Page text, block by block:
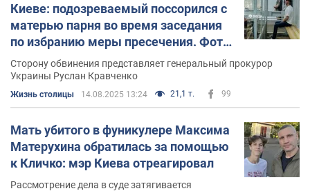
Киеве: подозреваемый поссорился с
матерью парня во время заседания
по избранию меры пресечения. Фото
и видео
Сторону обвинения представляет генеральный прокурор
Украины Руслан Кравченко
Жизнь столицы 14.08.2025 13:24 21,1 т. 99
Мать убитого в фуникулере Максима
Матерухина обратилась за помощью
к Кличко: мэр Киева отреагировал
Рассмотрение дела в суде затягивается